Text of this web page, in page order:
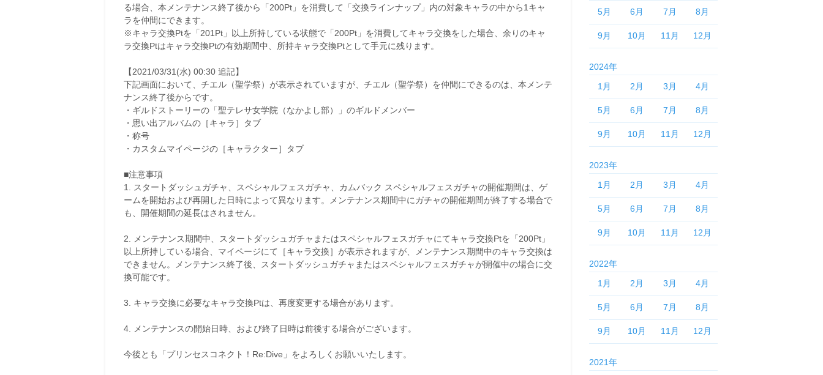
る場合、本メンテナンス終了後から「200Pt」を消費して「交換ラインナップ」内の対象キャラの中から1キャ
ラを仲間にできます。
※キャラ交換Ptを「201Pt」以上所持している状態で「200Pt」を消費してキャラ交換をした場合、余りのキャ
ラ交換Ptはキャラ交換Ptの有効期間中、所持キャラ交換Ptとして手元に残ります。
【2021/03/31(水) 00:30 追記】
下記画面において、チエル（聖学祭）が表示されていますが、チエル（聖学祭）を仲間にできるのは、本メンテ
ナンス終了後からです。
・ギルドストーリーの「聖テレサ女学院（なかよし部）」のギルドメンバー
・思い出アルバムの［キャラ］タブ
・称号
・カスタムマイページの［キャラクター］タブ
■注意事項
1. スタートダッシュガチャ、スペシャルフェスガチャ、カムバック スペシャルフェスガチャの開催期間は、ゲ
ームを開始および再開した日時によって異なります。メンテナンス期間中にガチャの開催期間が終了する場合で
も、開催期間の延長はされません。
2. メンテナンス期間中、スタートダッシュガチャまたはスペシャルフェスガチャにてキャラ交換Ptを「200Pt」
以上所持している場合、マイページにて［キャラ交換］が表示されますが、メンテナンス期間中のキャラ交換は
できません。メンテナンス終了後、スタートダッシュガチャまたはスペシャルフェスガチャが開催中の場合に交
換可能です。
3. キャラ交換に必要なキャラ交換Ptは、再度変更する場合があります。
4. メンテナンスの開始日時、および終了日時は前後する場合がございます。
今後とも「プリンセスコネクト！Re:Dive」をよろしくお願いいたします。
5月 6月 7月 8月
9月 10月 11月 12月
2024年
1月
2月 3月 4月
5月 6月 7月 8月
9月 10月 11月 12月
2023年
1月
2月 3月 4月
5月 6月 7月 8月
9月 10月 11月 12月
2022年
1月
2月 3月 4月
5月 6月 7月 8月
9月 10月 11月 12月
2021年